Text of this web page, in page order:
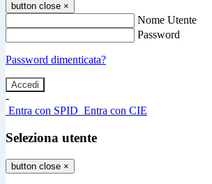
button close ×
Nome Utente
Password
Password dimenticata?
-
Entra con SPID Entra con CIE
Seleziona utente
button close ×